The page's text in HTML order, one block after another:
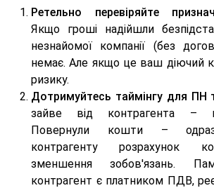
Ретельно перевіряйте
Якщо гроші надійшли
незнайомої компанії (без
немає. Але якщо це ваш діючий
ризику.
Дотримуйтесь таймінгу для ПН
зайве від контрагента –
Повернули кошти –
контрагенту розрахунок
зменшення зобов'язань.
контрагент є платником ПДВ,